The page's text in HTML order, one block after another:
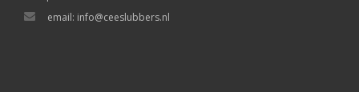
email: info@ceeslubbers.nl